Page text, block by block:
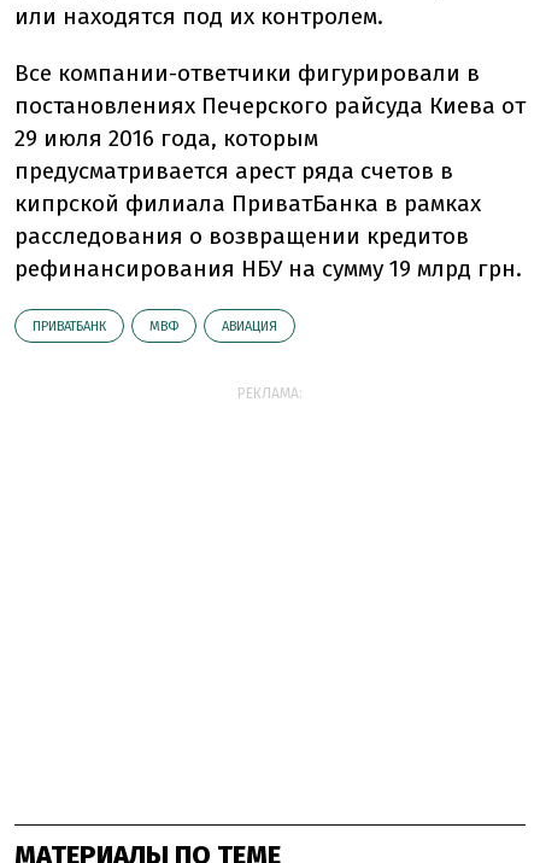
или находятся под их контролем.
Все компании-ответчики фигурировали в
постановлениях Печерского райсуда Киева от
29 июля 2016 года, которым
предусматривается арест ряда счетов в
кипрской филиала ПриватБанка в рамках
расследования о возвращении кредитов
рефинансирования НБУ на сумму 19 млрд грн.
ПРИВАТБАНК МВФ АВИАЦИЯ
РЕКЛАМА:
МАТЕРИАЛЫ ПО ТЕМЕ